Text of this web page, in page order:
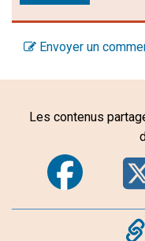
Envoyer un
Les contenus